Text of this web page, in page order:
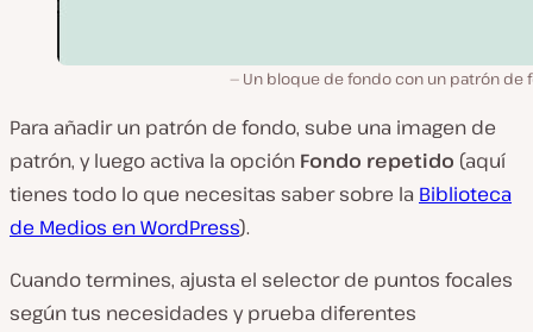
Un bloque de fondo con un patrón de
Para añadir un patrón de fondo, sube una imagen de
patrón, y luego activa la opción Fondo repetido (aquí
tienes todo lo que necesitas saber sobre la Biblioteca
de Medios en WordPress).
Cuando termines, ajusta el selector de puntos focales
según tus necesidades y prueba diferentes